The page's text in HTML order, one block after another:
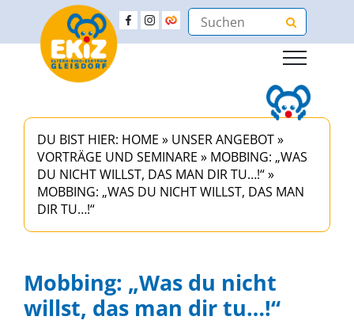
DU BIST HIER: HOME » UNSER ANGEBOT»
VORTRÄGE UND SEMINARE » MOBBING: „WAS
DU NICHT WILLST, DAS MAN DIR TU…!“»
MOBBING: „WAS DU NICHT WILLST, DAS MAN
DIR TU…!“
Mobbing: „Was du nicht
willst, das man dir tu…!“